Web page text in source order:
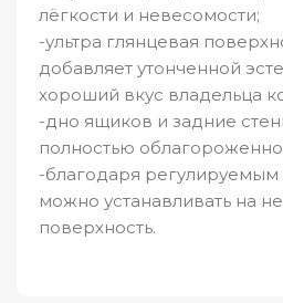
лёгкости и невесомости;
-ультра глянцевая
добавляет утонченной
хороший вкус владельца
-дно ящиков и задние
полностью
-благодаря
можно устанавливать на
поверхность.